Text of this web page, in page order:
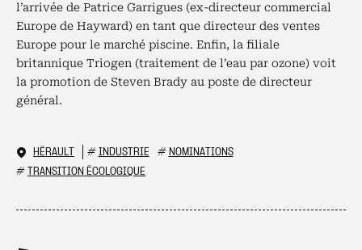
l’arrivée de Patrice Garrigues (ex-directeur commercial
Europe de Hayward) en tant que directeur des ventes
Europe pour le marché piscine. Enfin, la filiale
britannique Triogen (traitement de l’eau par ozone) voit
la promotion de Steven Brady au poste de directeur
général.
HÉRAULT # INDUSTRIE # NOMINATIONS
# TRANSITION ÉCOLOGIQUE